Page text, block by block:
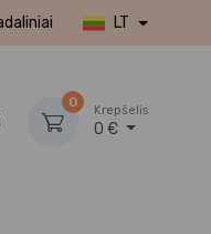
LT
0
Krepšelis
0 €